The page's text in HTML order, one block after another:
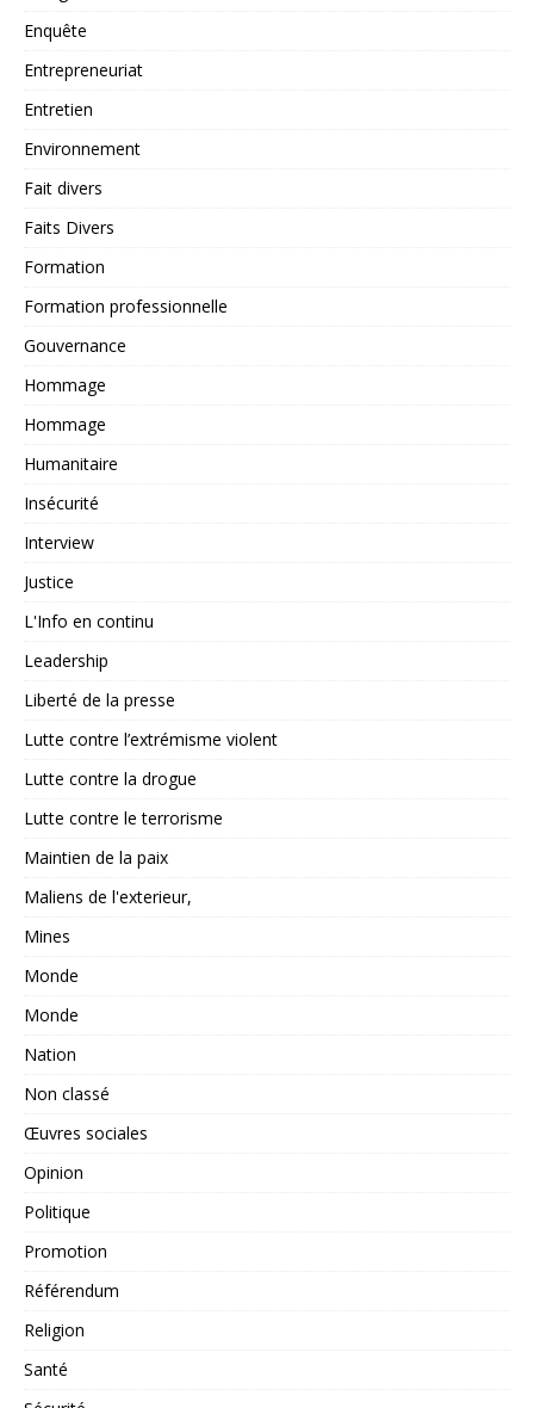
Enquête
Entrepreneuriat
Entretien
Environnement
Fait divers
Faits Divers
Formation
Formation professionnelle
Gouvernance
Hommage
Hommage
Humanitaire
Insécurité
Interview
Justice
L'Info en continu
Leadership
Liberté de la presse
Lutte contre l’extrémisme violent
Lutte contre la drogue
Lutte contre le terrorisme
Maintien de la paix
Maliens de l'exterieur,
Mines
Monde
Monde
Nation
Non classé
Œuvres sociales
Opinion
Politique
Promotion
Référendum
Religion
Santé